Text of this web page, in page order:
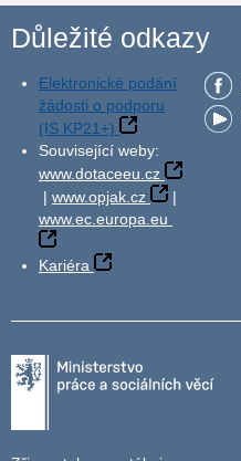
Důležité odkazy
Elektronické podání
žádosti o podporu
(IS KP21+)
Související weby:
www.dotaceeu.cz
| www.opjak.cz
|
www.ec.europa.eu
Kariéra